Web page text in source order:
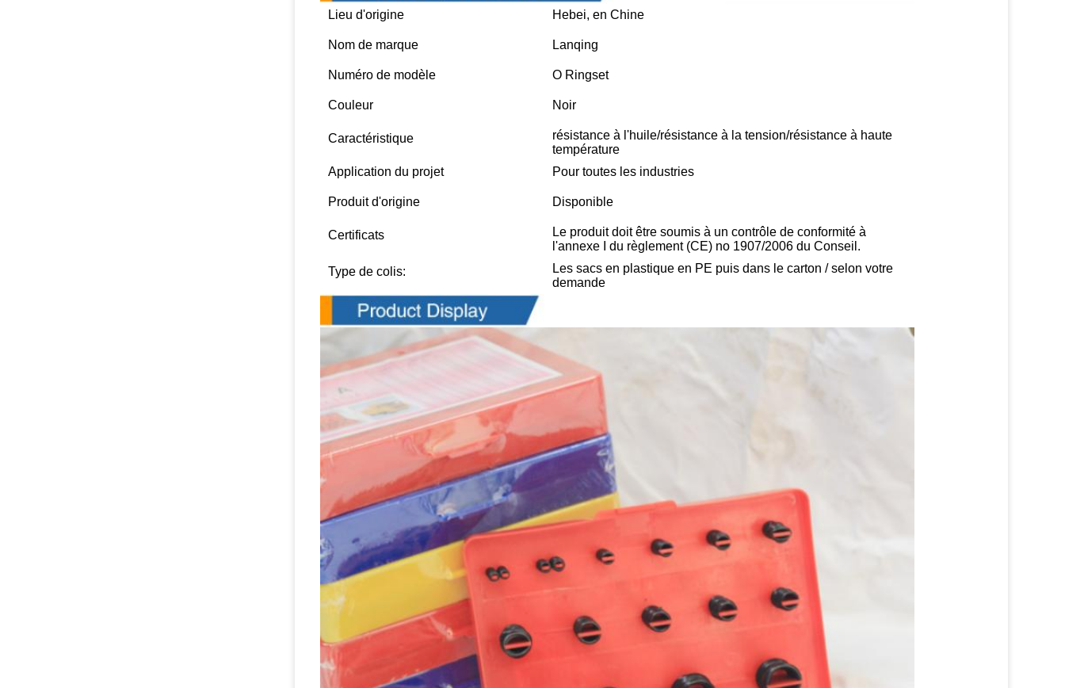
Lieu d'origine Hebei, en Chine
Nom de marque Lanqing
Numéro de modèle O Ringset
Couleur Noir
Caractéristique
résistance à l'huile/résistance à la tension/résistance à haute
température
Application du projet
Pour toutes les industries
Produit d'origine Disponible
Certificats
Le produit doit être soumis à un contrôle de conformité à
l'annexe I du règlement (CE) no 1907/2006 du Conseil.
Type de colis:
Les sacs en plastique en PE puis dans le carton / selon votre
demande